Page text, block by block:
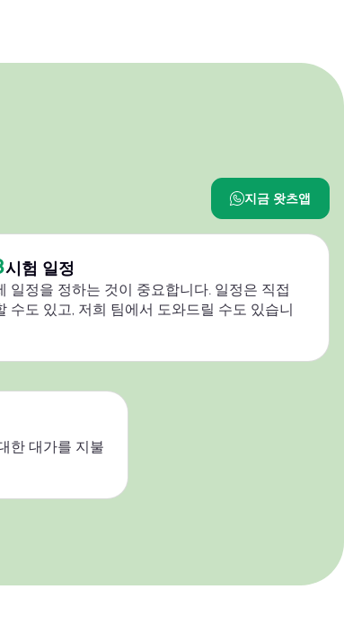
지금 왓츠앱
시험 일정
일정을 정하는 것이 중요합니다. 일정은 직접
수도 있고, 저희 팀에서 도와드릴 수도 있습니
한 대가를 지불